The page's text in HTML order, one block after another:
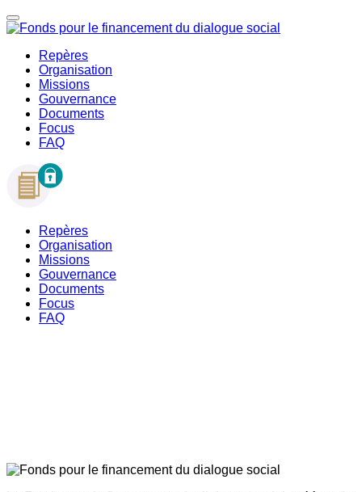
Repères
Organisation
Missions
Gouvernance
Documents
Focus
FAQ
Repères
Organisation
Missions
Gouvernance
Documents
Focus
FAQ